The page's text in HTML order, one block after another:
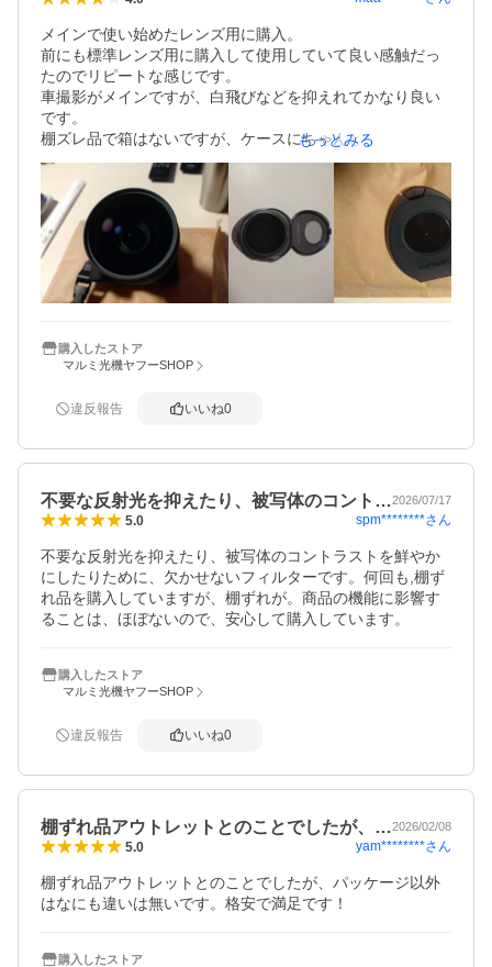
メインで使い始めたレンズ用に購入。
前にも標準レンズ用に購入して使用していて良い感触だっ
たのでリピートな感じです。
車撮影がメインですが、白飛びなどを抑えれてかなり良い
です。
棚ズレ品で箱はないですが、ケースにちゃんと入ってくる
ので問題ありません。
良い買い物をしました。
もっとみる
購入したストア
マルミ光機ヤフーSHOP
違反報告 いいね0
不要な反射光を抑えたり、被写体のコント…2026/07/17
5.0 spm********さん
不要な反射光を抑えたり、被写体のコントラストを鮮やか
にしたりために、欠かせないフィルターです。何回も,棚ず
れ品を購入していますが、棚ずれが。商品の機能に影響す
ることは、ほぼないので、安心して購入しています。
購入したストア
マルミ光機ヤフーSHOP
違反報告 いいね0
棚ずれ品アウトレットとのことでしたが、…2026/02/08
5.0 yam********さん
棚ずれ品アウトレットとのことでしたが、パッケージ以外
はなにも違いは無いです。格安で満足です！
購入したストア